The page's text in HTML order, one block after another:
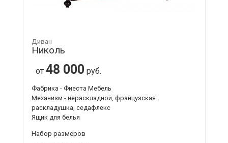
Диван
Николь
от 48 000 руб.
Фабрика - Фиеста Мебель
Механизм - нераскладной, французская
раскладушка, седафлекс
Ящик для белья
Набор размеров